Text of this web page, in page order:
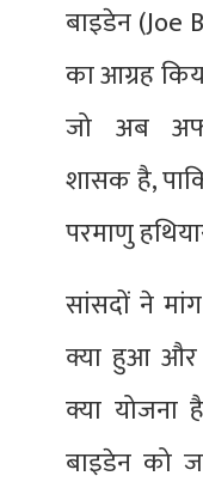
बाइडेन (Joe
का आग्रह
जो अब
शासक है,
परमाणु
सांसदों ने
क्या हुआ
क्या योजना
बाइडेन को